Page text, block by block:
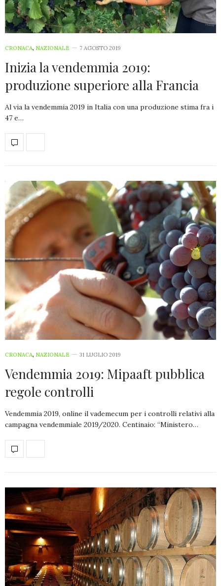
CRONACA, NAZIONALE 7 AGOSTO 2019
Inizia la vendemmia 2019:
produzione superiore alla Francia
Al via la vendemmia 2019 in Italia con una produzione stima fra i
47 e…
CRONACA, NAZIONALE 31 LUGLIO 2019
Vendemmia 2019: Mipaaft pubblica
regole controlli
Vendemmia 2019, online il vademecum per i controlli relativi alla
campagna vendemmiale 2019/2020. Centinaio: “Ministero…